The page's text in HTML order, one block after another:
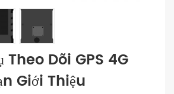
Theo Dõi GPS 4G
Giới Thiệu